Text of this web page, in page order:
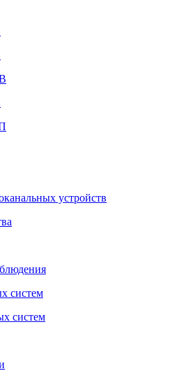
устройств
систем
систем